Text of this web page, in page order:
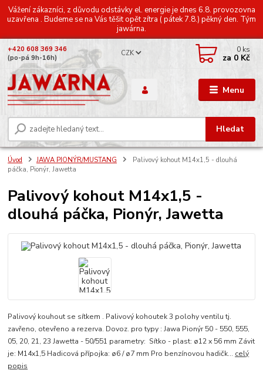
Vážení zákazníci, z důvodu odstávky el. energie je dnes 6.8. provozovna
uzavřena . Budeme se na Vás těšit opět zítra ( pátek 7.8.) pěkný den. Tým
jawárna.
Menu
CZK
Hledat
+420 608 369 346
(po-pá 9h-16h)
0 ks
za 0 Kč
Úvod JAWA PIONÝR/MUSTANG
Palivový kohout M14x1,5 - dlouhá
páčka, Pionýr, Jawetta
Palivový kohout M14x1,5 -
dlouhá páčka, Pionýr, Jawetta
Palivový kouhout se sítkem . Palivový kohoutek 3 polohy ventilu tj.
zavřeno, otevřeno a rezerva. Dovoz. pro typy : Jawa Pionýr 50 - 550, 555,
05, 20, 21, 23 Jawetta - 50/551 parametry: Sítko - plast: ø12 x 56 mm Závit
je: M14x1,5 Hadicová přípojka: ø6 / ø7 mm Pro benzínovou hadičk... celý
popis